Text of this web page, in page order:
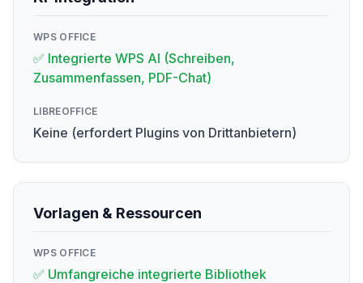
WPS OFFICE
✅ Integrierte WPS AI (Schreiben,
Zusammenfassen, PDF-Chat)
LIBREOFFICE
Keine (erfordert Plugins von Drittanbietern)
Vorlagen & Ressourcen
WPS OFFICE
✅ Umfangreiche integrierte Bibliothek